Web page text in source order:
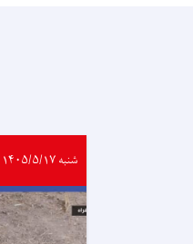
شنبه ۱۴۰۵/۵/۱۷ - ۱۲:۴۳